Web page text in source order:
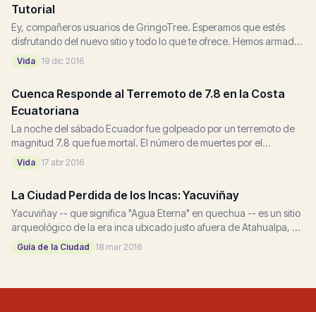
Tutorial
Ey, compañeros usuarios de GringoTree. Esperamos que estés
disfrutando del nuevo sitio y todo lo que te ofrece. Hemos armado
un breve tutorial sobre cómo usar algunas de las...
Vida 19 dic 2016
Cuenca Responde al Terremoto de 7.8 en la Costa
Ecuatoriana
La noche del sábado Ecuador fue golpeado por un terremoto de
magnitud 7.8 que fue mortal. El número de muertes por el
terremoto masivo ha subido a 233, según el presidente Rafael
Correa...
Vida 17 abr 2016
La Ciudad Perdida de los Incas: Yacuviñay
Yacuviñay -- que significa "Agua Eterna" en quechua -- es un sitio
arqueológico de la era inca ubicado justo afuera de Atahualpa, un
cantón en la provincia...
Guía de la Ciudad 18 mar 2016